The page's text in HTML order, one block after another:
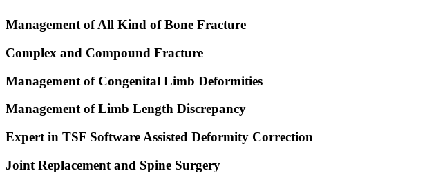
Management of All Kind of Bone Fracture
Complex and Compound Fracture
Management of Congenital Limb Deformities
Management of Limb Length Discrepancy
Expert in TSF Software Assisted Deformity Correction
Joint Replacement and Spine Surgery